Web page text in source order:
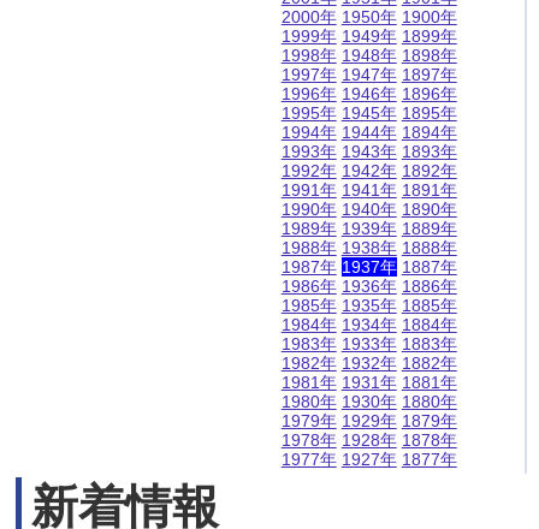
2000年
1999年
1998年
1997年
1996年
1995年
1994年
1993年
1992年
1991年
1990年
1989年
1988年
1987年
1986年
1985年
1984年
1983年
1982年
1981年
1980年
1979年
1978年
1977年
1950年
1949年
1948年
1947年
1946年
1945年
1944年
1943年
1942年
1941年
1940年
1939年
1938年
1937年
1936年
1935年
1934年
1933年
1932年
1931年
1930年
1929年
1928年
1927年
1900年
1899年
1898年
1897年
1896年
1895年
1894年
1893年
1892年
1891年
1890年
1889年
1888年
1887年
1886年
1885年
1884年
1883年
1882年
1881年
1880年
1879年
1878年
1877年
新着情報